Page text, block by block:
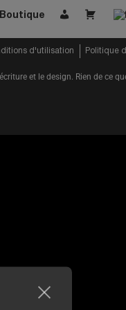
Boutique
Account
Cart
d'utilisation Politique
et le design. Rien de ce